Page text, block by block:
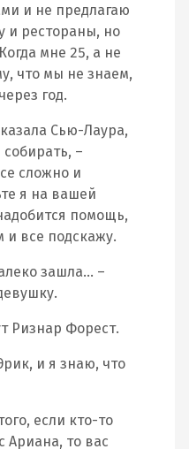
и не предлагаю
и рестораны, но
мне 25, а не
что мы не знаем,
год.
Сью-Лаура,
–
сложно и
я на вашей
помощь,
и все подскажу.
зашла… –
Ризнар Форест.
и я знаю, что
если кто-то
Ариана, то вас